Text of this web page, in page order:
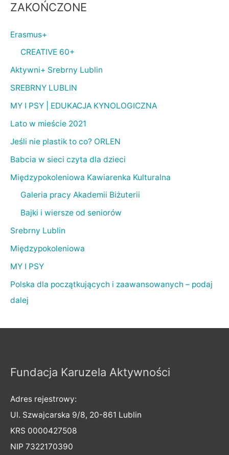
ZAKOŃCZONE
Erasmus+
CREATIVE 60+
Aktywni+ Srebrny Lublin
SREBRNY LUBLIN
MY I PSY | EDUKACJA KYNOLOGICZNA
Lato w mieście 2021
Jeśli nie plastik to co? ORLEN
Babcia w sieci czyta dla dzieci
Międzypokoleniowa Kawiarenka Kulturalna
Galeria pracy Akademii Biżuterii
Bajki i wiersze od seniorów
Srebrny Lublin
Międzypokoleniowa
MY I PSY
Polska dla początkujących i zaawansowanych – podaj
dalej
Fundacja Karuzela Aktywności
Adres rejestrowy:
Ul. Szwajcarska 9/8, 20-861 Lublin
KRS 0000427508
NIP 7322170390